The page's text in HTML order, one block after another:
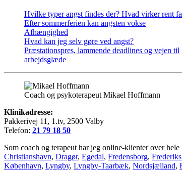
Hvilke typer angst findes der? Hvad virker rent
Efter sommerferien kan angsten vokse
Afhængighed
Hvad kan jeg selv gøre ved angst?
Præstationspres, lammende deadlines og vejen til
arbejdsglæde
Coach og psykoterapeut Mikael Hoffmann
Klinikadresse:
Pakkerivej 11, 1.tv, 2500 Valby
Telefon: 21 79 18 50
Som coach og terapeut har jeg online-klienter over hele
Christianshavn, Dragør, Egedal, Fredensborg,
København, Lyngby, Lyngby-Taarbæk, Nordsjælland,